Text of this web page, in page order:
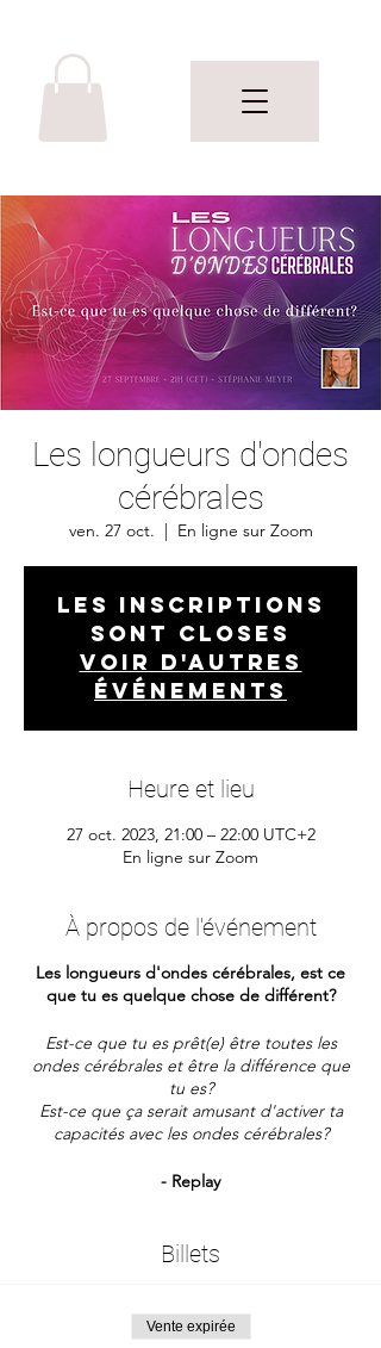
Les longueurs d'ondes
cérébrales
ven. 27 oct.
  |
En ligne sur Zoom
Les inscriptions
sont closes
Voir d'autres
événements
Heure et lieu
27 oct. 2023, 21:00 – 22:00 UTC+2
En ligne sur Zoom
À propos de l'événement
Les longueurs d'ondes cérébrales, est ce
que tu es quelque chose de différent?
Est-ce que tu es prêt(e) être toutes les
ondes cérébrales et être la différence que
tu es?
Est-ce que ça serait amusant d'activer ta
capacités avec les ondes cérébrales?
- Replay
xedtime.html?
Billets
Vente expirée